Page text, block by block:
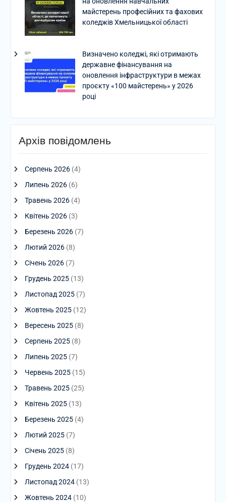
майстерень професійних та фахових
коледжів Хмельницької області
Визначено коледжі, які отримають
державне фінансування на
оновлення інфраструктури в межах
проєкту «100 майстерень» у 2026
році
Архів повідомлень
Серпень 2026(4)
Липень 2026(6)
Травень 2026(4)
Квітень 2026(3)
Березень 2026(7)
Лютий 2026(8)
Січень 2026(7)
Грудень 2025(13)
Листопад 2025(7)
Жовтень 2025(12)
Вересень 2025(8)
Серпень 2025(8)
Липень 2025(7)
Червень 2025(15)
Травень 2025(25)
Квітень 2025(13)
Березень 2025(4)
Лютий 2025(7)
Січень 2025(8)
Грудень 2024(17)
Листопад 2024(13)
Жовтень 2024(10)